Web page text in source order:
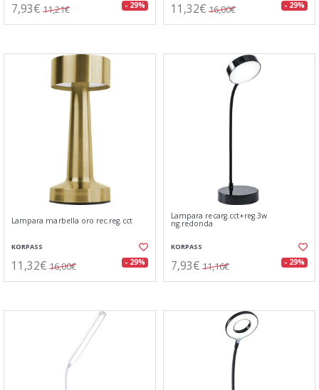
7,93€ 11,21€ - 29% 11,32€ 16,00€ - 29%
Lampara marbella oro rec.reg.cct
KORPASS
11,32€ 16,00€ - 29%
Lampara recarg.cct+reg.3w
ng.redonda
KORPASS
7,93€ 11,16€ - 29%